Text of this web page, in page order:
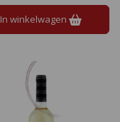
In winkelwagen